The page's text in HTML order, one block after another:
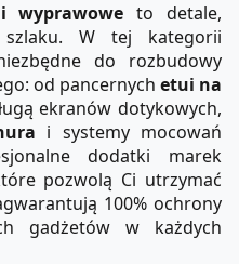
wyprawowe to detale,
W tej kategorii
do rozbudowy
od pancernych etui na
ekranów dotykowych,
i systemy mocowań
dodatki marek
pozwolą Ci utrzymać
100% ochrony
gadżetów w każdych